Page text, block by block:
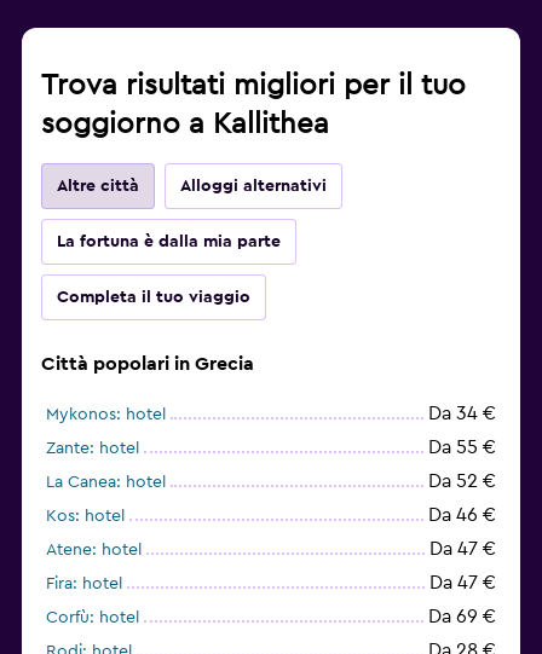
Trova risultati migliori per il tuo
soggiorno a Kallithea
Altre città Alloggi alternativi
La fortuna è dalla mia parte
Completa il tuo viaggio
Città popolari in Grecia
Mykonos: hotel Da 34 €
Zante: hotel Da 55 €
La Canea: hotel Da 52 €
Kos: hotel Da 46 €
Atene: hotel Da 47 €
Fira: hotel Da 47 €
Corfù: hotel Da 69 €